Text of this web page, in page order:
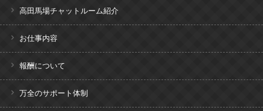
高田馬場チャットルーム紹介
お仕事内容
報酬について
万全のサポート体制